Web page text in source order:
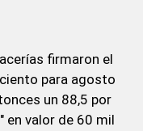
firmaron el
para agosto
un 88,5 por
" en valor de 60 mil